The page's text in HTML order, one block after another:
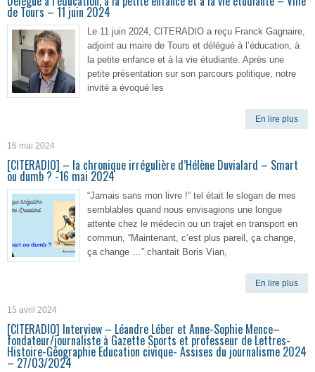
de Tours – 11 juin 2024
Le 11 juin 2024, CITERADIO a reçu Franck Gagnaire,
adjoint au maire de Tours et délégué à l’éducation, à
la petite enfance et à la vie étudiante. Après une
petite présentation sur son parcours politique, notre
invité a évoqué les
En lire plus
16 mai 2024
[CITERADIO] – la chronique irrégulière d’Hélène Duvialard – Smart
ou dumb ? -16 mai 2024
“Jamais sans mon livre !” tel était le slogan de mes
semblables quand nous envisagions une longue
attente chez le médecin ou un trajet en transport en
commun, “Maintenant, c’est plus pareil, ça change,
ça change …” chantait Boris Vian,
En lire plus
15 avril 2024
[CITERADIO] Interview – Léandre Léber et Anne-Sophie Mence–
fondateur/journaliste à Gazette Sports et professeur de Lettres-
Histoire-Géographie Education civique- Assises du journalisme 2024
– 27/03/2024